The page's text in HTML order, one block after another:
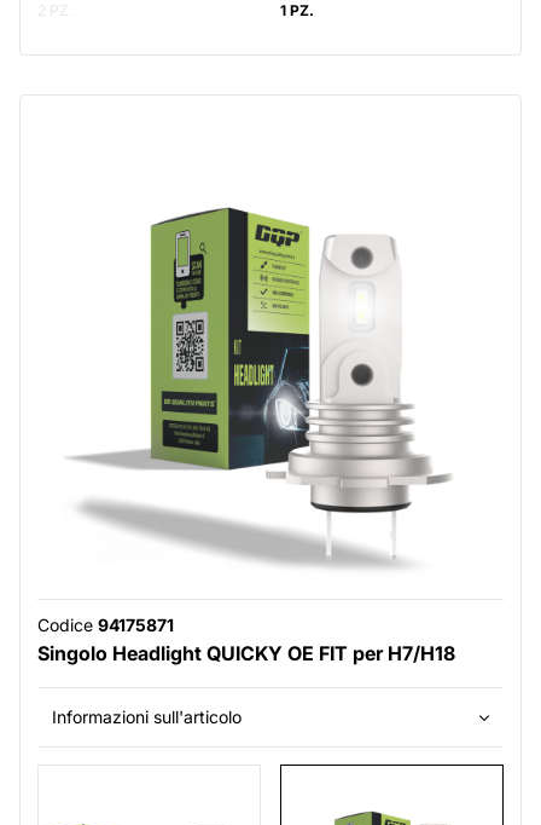
2 PZ.
1 PZ.
Codice 94175871
Singolo Headlight QUICKY OE FIT per H7/H18
Informazioni sull'articolo